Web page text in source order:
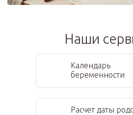
Наши
Календарь
беременности
Расчет даты